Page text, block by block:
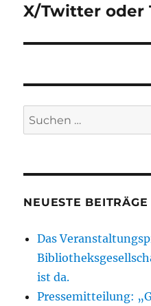
X/Twitter oder
Suchen
nach:
NEUESTE BEITRÄGE
Das
ist da.
Pressemitteilung: